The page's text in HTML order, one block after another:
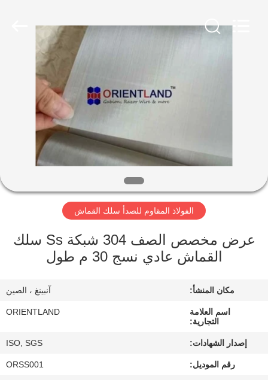
معلومات
عنا
في
المعمل
مراقبة
الجودة
الفولاذ المقاوم للصدأ سلك القماش
عرض مخصص الصف 304 شبكة Ss سلك
القماش عادي نسج 30 م طول
مكان المنشأ: آنبينغ ، الصين
اسم العلامة
التجارية:
ORIENTLAND
إصدار الشهادات: ISO, SGS
رقم الموديل: ORSS001